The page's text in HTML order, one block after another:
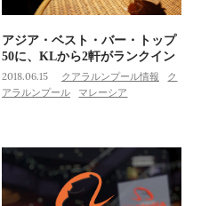
アジア・ベスト・バー・トップ
50に、KLから2軒がランクイン
2018.06.15 クアラルンプール情報
ク
アラルンプール
マレーシア